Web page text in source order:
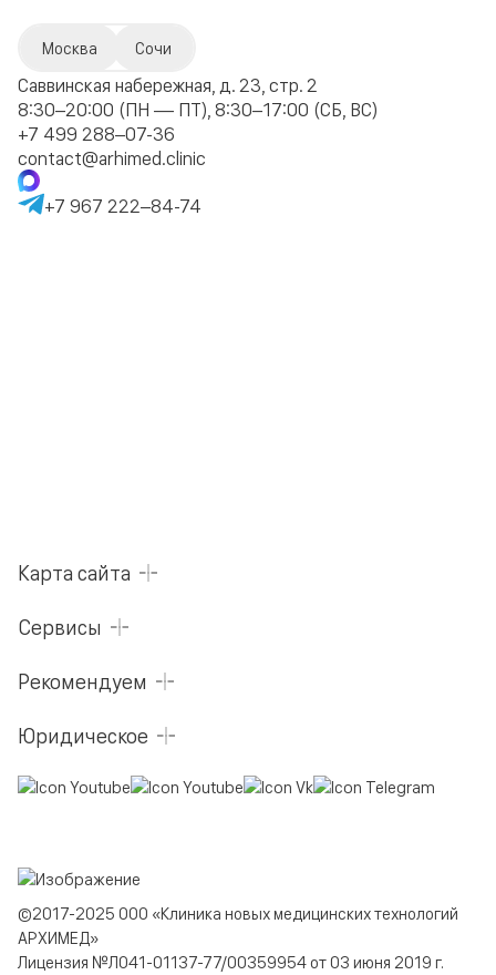
Москва Сочи
Саввинская набережная, д. 23, стр. 2
8:30–20:00 (ПН — ПТ), 8:30–17:00 (СБ, ВС)
+7 499 288–07-36
contact@arhimed.clinic
+7 967 222–84-74
Карта сайта
Сервисы
Рекомендуем
Юридическое
©2017-2025 ООО «Клиника новых медицинских технологий
АРХИМЕД»
Лицензия №Л041-01137-77/00359954 от 03 июня 2019 г.